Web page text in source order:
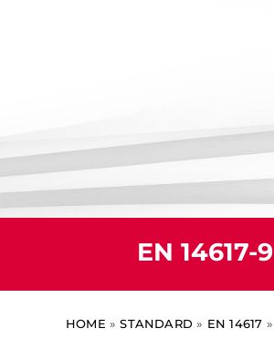
EN 14617-9
HOME »STANDARD » EN 14617 »